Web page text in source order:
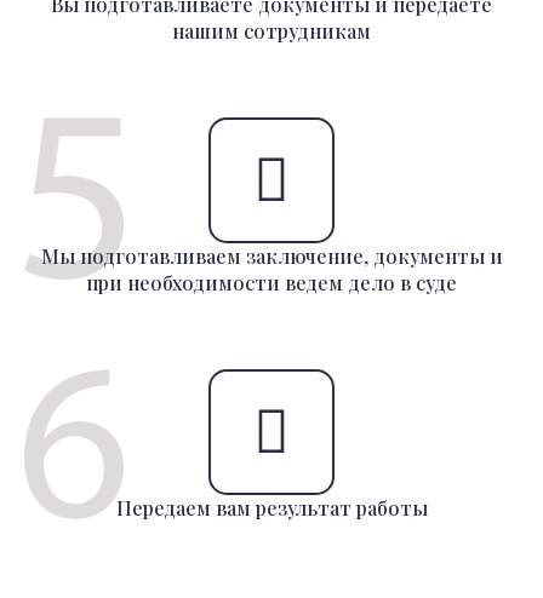
нашим сотрудникам
Мы подготавливаем заключение, документы и
при необходимости ведем дело в суде
Передаем вам результат работы